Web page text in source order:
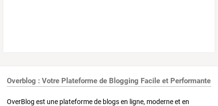
Overblog : Votre Plateforme de Blogging Facile et Performante
OverBlog est une plateforme de blogs en ligne, moderne et en